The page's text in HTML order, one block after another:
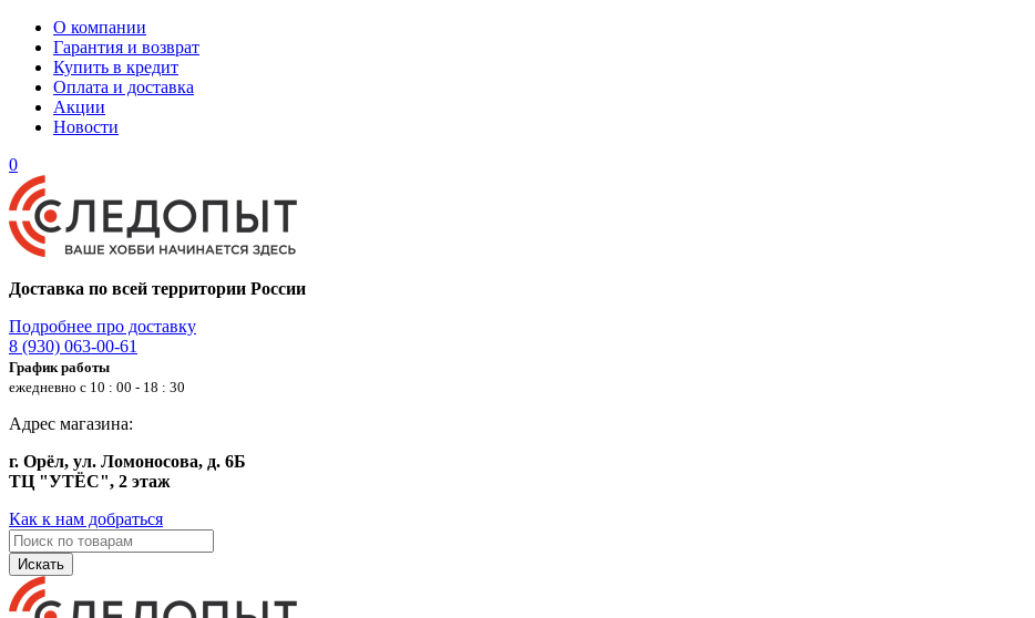
О компании
Гарантия и возврат
Купить в кредит
Оплата и доставка
Акции
Новости
0
Доставка по всей территории России
Подробнее про доставку
8 (930) 063-00-61
График работы
ежедневно с 10 : 00 - 18 : 30
Адрес магазина:
г. Орёл, ул. Ломоносова, д. 6Б
ТЦ "УТЁС", 2 этаж
Как к нам добраться
Искать